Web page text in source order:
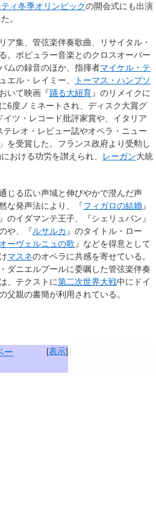
ィ冬季オリンピックの開会式にも出演
。
ア集、管弦楽伴奏歌曲、リサイタル・
。ポピュラー音楽とのクロスオーバー
ムの録音のほか、指揮者マイケル・テ
エル・レイミー、
トーマス・ハンプソ
いて映画『踊る大紐育』のリメイクに
に6度ノミネートされ、ディスク大賞グ
ツ・レコード批評家賞や、イタリア
レオ・レビュー誌やオペラ・ニュー
を受賞した。フランス政府より受勲し
おける功労を讃えられ、 レーガン大統
じる広い声域と伸びやかで澄んだ声
な発声法により、『フィガロの結婚』
』のイダマンテ王子、『シェリュバン』
や、『ルサルカ 』のタイトル・ロー
オーヴェルニュの歌 』などを得意として
マスネのオペラに共感を寄せている。
ダニエルプールに委嘱した管弦楽伴奏
、テクストに第二次世界大戦中にドイ
父親の書簡が利用されている。
[表示]
ー